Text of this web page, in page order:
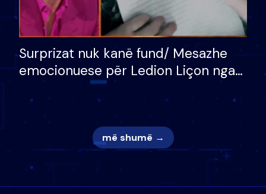
Surprizat nuk kanë fund/ Mesazhe
emocionuese për Ledion Liçon nga
nëna dhe fëmijët e tij, moderatori
nuk i mban dot lotët: Nuk meritoj…
më shumë →